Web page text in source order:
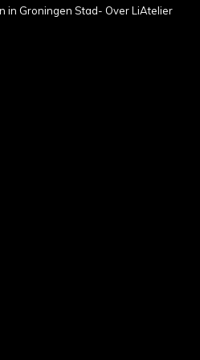
in Groningen Stad- Over LiAtelier